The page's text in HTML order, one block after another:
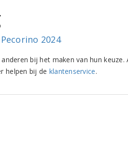
2024
bij het maken van hun keuze.
helpen bij de klantenservice.